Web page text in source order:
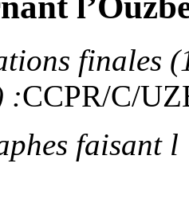
finales
:CCPR/C/
faisant l